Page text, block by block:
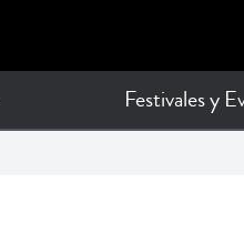
Festivales y